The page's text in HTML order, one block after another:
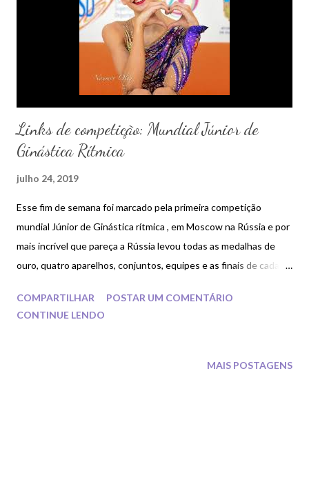
Links de competição: Mundial Júnior de
Ginástica Rítmica
julho 24, 2019
Esse fim de semana foi marcado pela primeira competição
mundial Júnior de Ginástica rítmica , em Moscow na Rússia e por
mais incrível que pareça a Rússia levou todas as medalhas de
ouro, quatro aparelhos, conjuntos, equipes e as finais de cada
COMPARTILHAR
POSTAR UM COMENTÁRIO
CONTINUE LENDO
MAIS POSTAGENS